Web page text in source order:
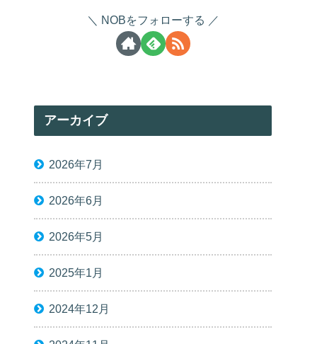
NOBをフォローする
アーカイブ
2026年7月
2026年6月
2026年5月
2025年1月
2024年12月